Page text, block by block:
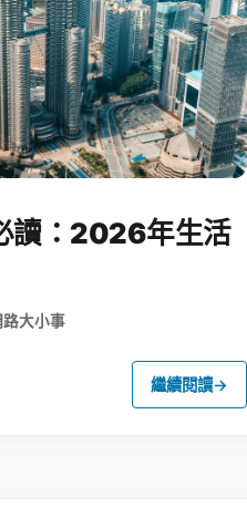
讀：2026年生活
路大小事
繼續閱讀→